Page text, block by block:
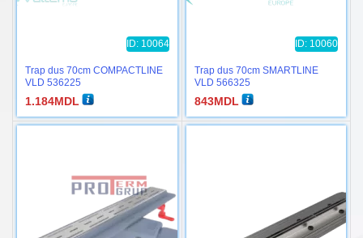
ID: 10064
Trap dus 70cm COMPACTLINE
VLD 536225
1.184MDL
ID: 10060
Trap dus 70cm SMARTLINE
VLD 566325
843MDL